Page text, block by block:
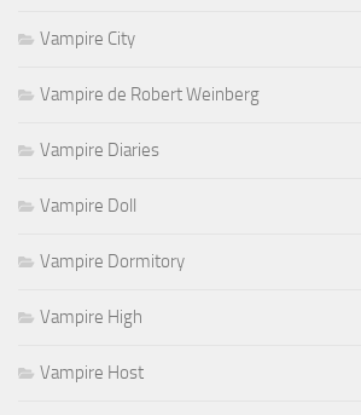
Vampire City
Vampire de Robert Weinberg
Vampire Diaries
Vampire Doll
Vampire Dormitory
Vampire High
Vampire Host